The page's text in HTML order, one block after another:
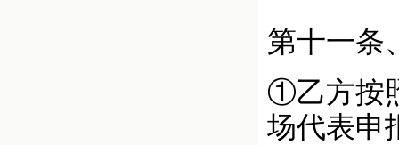
第十一条
①乙方按
场代表申